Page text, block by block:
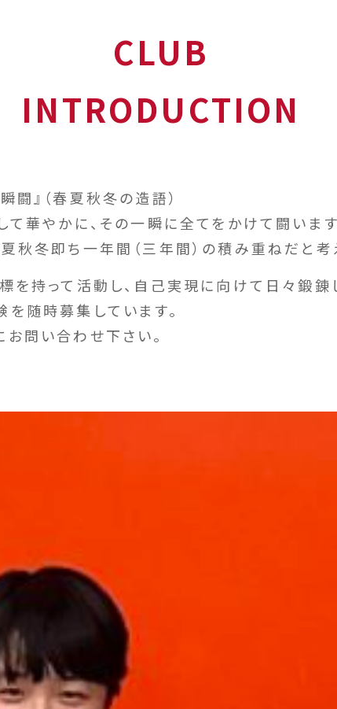
CLUB
INTRODUCTION
闘』（春夏秋冬の造語）
て華やかに、その一瞬に全てをかけて闘いま
秋冬即ち一年間（三年間）の積み重ねだと考
を持って活動し、自己実現に向けて日々鍛錬
随時募集しています。
問い合わせ下さい。